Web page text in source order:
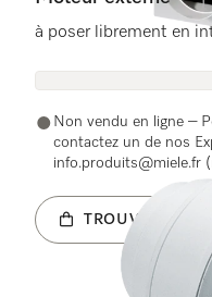
à poser librement en
Non vendu en ligne –
contactez un de nos
info.produits@miele.fr
TROUVER UN